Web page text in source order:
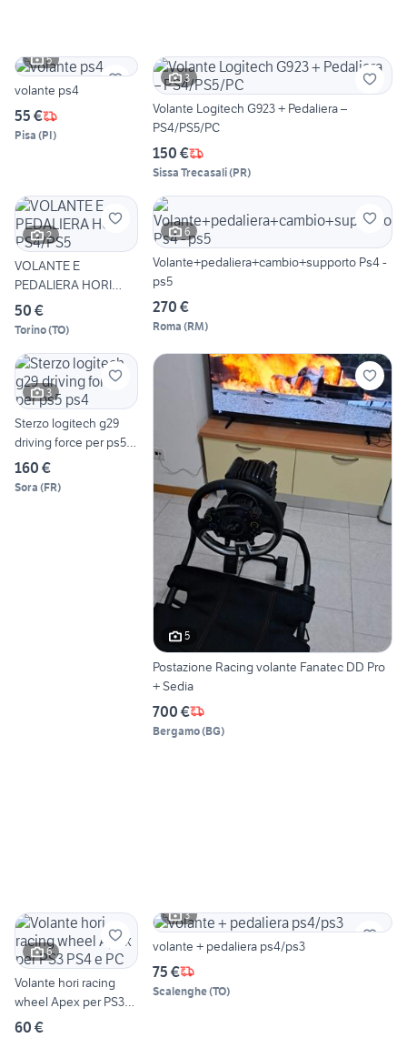
5
volante ps4
55 €
Pisa (PI)
3
Volante Logitech G923 + Pedaliera –
PS4/PS5/PC
150 €
Sissa Trecasali(PR)
2
VOLANTE E
PEDALIERA HORI
PS4/PS5
50 €
Torino(TO)
6
Volante+pedaliera+cambio+supporto Ps4 -
ps5
270 €
Roma (RM)
3
Sterzo logitech g29
driving force per ps5
ps4
160 €
Sora (FR)
5
Postazione Racing volante Fanatec DD Pro
+ Sedia
700 €
Bergamo(BG)
6
Volante hori racing
wheel Apex per PS3
PS4 e PC
60 €
3
volante + pedaliera ps4/ps3
75 €
Scalenghe(TO)